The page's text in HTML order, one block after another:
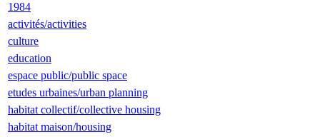
1984
activités/activities
culture
education
espace public/public space
etudes urbaines/urban planning
habitat collectif/collective housing
habitat maison/housing